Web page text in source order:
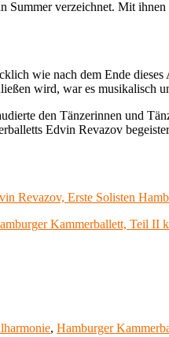
verzeichnet. Mit
wie nach dem Ende
wird, war es musikalisch
den Tänzerinnen und
Edvin Revazov
Revazov, Erste Solisten
Kammerballett, Teil II
, Hamburger